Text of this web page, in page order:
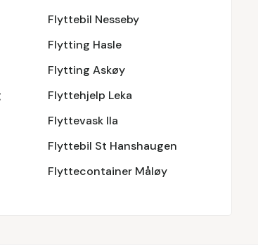
Flyttebil Nesseby
Flytting Hasle
Flytting Askøy
Flyttehjelp Leka
Flyttevask Ila
Flyttebil St Hanshaugen
Flyttecontainer Måløy